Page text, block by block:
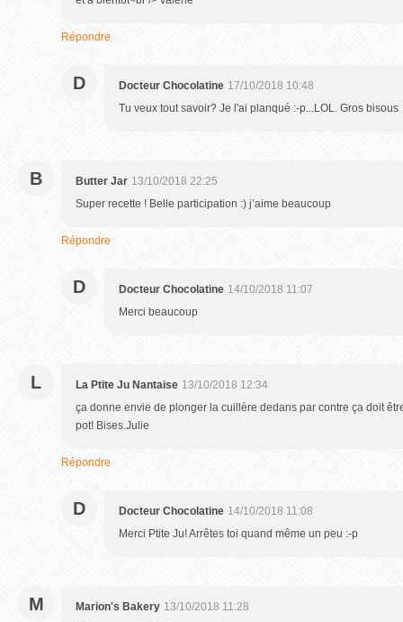
Répondre
D Docteur Chocolatine 17/10/2018 10:48
Tu veux tout savoir? Je l'ai planqué :-p...LOL. Gros bisous
B Butter Jar 13/10/2018 22:25
Super recette ! Belle participation :) j’aime beaucoup
Répondre
D Docteur Chocolatine 14/10/2018 11:07
Merci beaucoup
L La Ptite Ju Nantaise 13/10/2018 12:34
ça donne envie de plonger la cuillère dedans par contre ça doit
pot! Bises.Julie
Répondre
D Docteur Chocolatine 14/10/2018 11:08
Merci Ptite Ju! Arrêtes toi quand même un peu :-p
M Marion's Bakery 13/10/2018 11:28